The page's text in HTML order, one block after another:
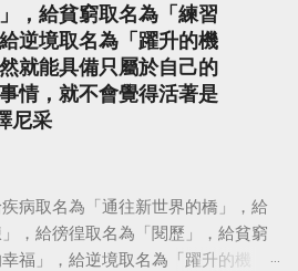
，給貧窮取名為「練習
逆境取名為「躍升的機
就能具備只屬於自己的
情，就不會覺得活著是
尼采
病取名為「通往新世界的橋」，給
，給徬徨取名為「閱歷」，給貧窮
福」，給逆境取名為「躍升的機